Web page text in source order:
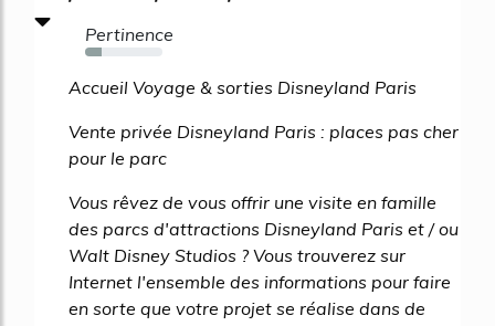
Pertinence
21%
Accueil Voyage & sorties Disneyland Paris
Vente privée Disneyland Paris : places pas cher
pour le parc
Vous rêvez de vous offrir une visite en famille
des parcs d'attractions Disneyland Paris et / ou
Walt Disney Studios ? Vous trouverez sur
Internet l'ensemble des informations pour faire
en sorte que votre projet se réalise dans de